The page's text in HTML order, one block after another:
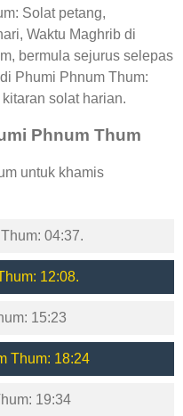
Solat petang,
Waktu Maghrib di
bermula sejurus selepas
Phumi Phnum Thum:
solat harian.
Phnum Thum
untuk khamis
04:37.
12:08.
15:23
Thum: 18:24
19:34